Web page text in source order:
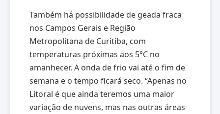
Também há possibilidade de geada fraca
nos Campos Gerais e Região
Metropolitana de Curitiba, com
temperaturas próximas aos 5°C no
amanhecer. A onda de frio vai até o fim de
semana e o tempo ficará seco. “Apenas no
Litoral é que ainda teremos uma maior
variação de nuvens, mas nas outras áreas